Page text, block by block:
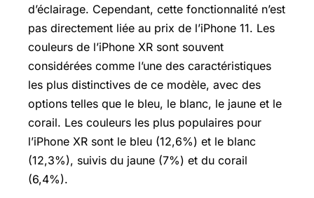
d’éclairage. Cependant, cette fonctionnalité n’est
pas directement liée au prix de l’iPhone 11. Les
couleurs de l’iPhone XR sont souvent
considérées comme l’une des caractéristiques
les plus distinctives de ce modèle, avec des
options telles que le bleu, le blanc, le jaune et le
corail. Les couleurs les plus populaires pour
l’iPhone XR sont le bleu (12,6%) et le blanc
(12,3%), suivis du jaune (7%) et du corail
(6,4%).